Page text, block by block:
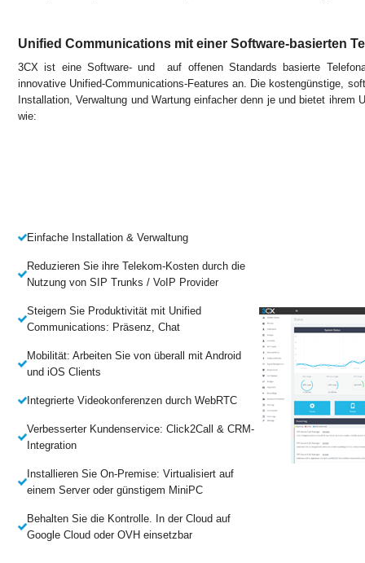
Unified Communications mit einer Software-basierten
3CX ist eine Software- und auf offenen Standards basierte
innovative Unified-Communications-Features an. Die kostengünstige,
Installation, Verwaltung und Wartung einfacher denn je und bietet ihrem
wie:
Einfache Installation & Verwaltung
Reduzieren Sie ihre Telekom-Kosten durch die
Nutzung von SIP Trunks / VoIP Provider
Steigern Sie Produktivität mit Unified
Communications: Präsenz, Chat
Mobilität: Arbeiten Sie von überall mit Android
und iOS Clients
Integrierte Videokonferenzen durch WebRTC
Verbesserter Kundenservice: Click2Call & CRM-
Integration
Installieren Sie On-Premise: Virtualisiert auf
einem Server oder günstigem MiniPC
Behalten Sie die Kontrolle. In der Cloud auf
Google Cloud oder OVH einsetzbar